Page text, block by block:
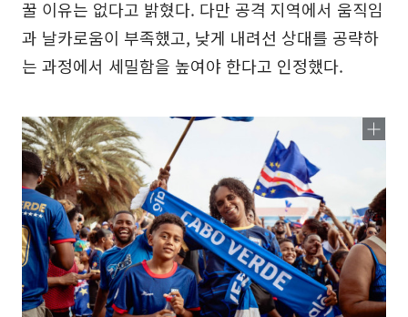
꿀 이유는 없다고 밝혔다. 다만 공격 지역에서 움직임
과 날카로움이 부족했고, 낮게 내려선 상대를 공략하
는 과정에서 세밀함을 높여야 한다고 인정했다.